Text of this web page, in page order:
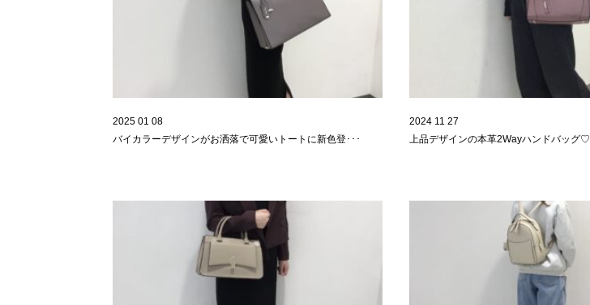
2025 01 08
バイカラーデザインがお洒落で可愛いトートに新色登･･･
2024 11 27
上品デザインの本革2Wayハンドバッグ♡